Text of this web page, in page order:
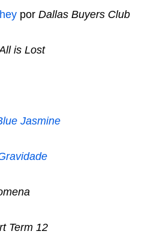
por Dallas Buyers Club
is Lost
Jasmine
Term 12